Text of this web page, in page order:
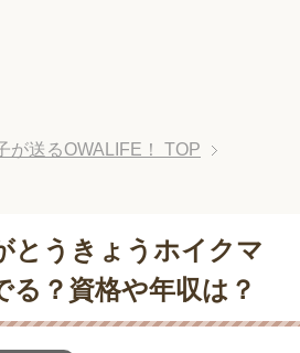
が送るOWALIFE！ TOP
とうきょうホイクマ
る？資格や年収は？